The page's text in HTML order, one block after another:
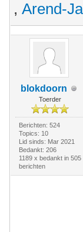
, Arend-
blokdoorn
Toerder
Berichten: 524
Topics: 10
Lid sinds: Mar 2021
Bedankt: 206
1189 x bedankt in 505
berichten